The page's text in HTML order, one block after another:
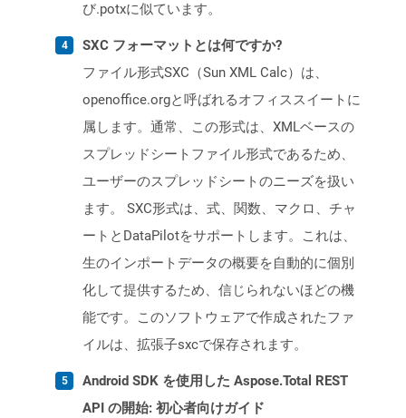
び.potxに似ています。
SXC フォーマットとは何ですか?
ファイル形式SXC（Sun XML Calc）は、
openoffice.orgと呼ばれるオフィススイートに
属します。通常、この形式は、XMLベースの
スプレッドシートファイル形式であるため、
ユーザーのスプレッドシートのニーズを扱い
ます。 SXC形式は、式、関数、マクロ、チャ
ートとDataPilotをサポートします。これは、
生のインポートデータの概要を自動的に個別
化して提供するため、信じられないほどの機
能です。このソフトウェアで作成されたファ
イルは、拡張子sxcで保存されます。
Android SDK を使用した Aspose.Total REST
API の開始: 初心者向けガイド